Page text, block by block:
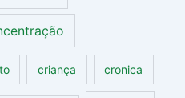
criança cronica